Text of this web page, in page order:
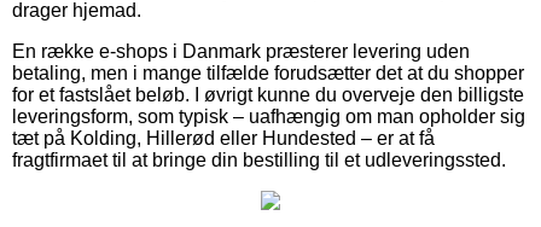
drager hjemad.
En række e-shops i Danmark præsterer levering uden
betaling, men i mange tilfælde forudsætter det at du shopper
for et fastslået beløb. I øvrigt kunne du overveje den billigste
leveringsform, som typisk – uafhængig om man opholder sig
tæt på Kolding, Hillerød eller Hundested – er at få
fragtfirmaet til at bringe din bestilling til et udleveringssted.